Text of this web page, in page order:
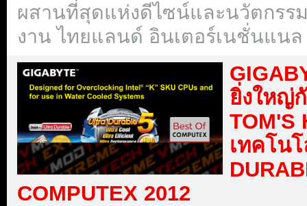
ผสานที่สุดแห่งดีไซน์และนวัตกรร
งาน ไทยแลนด์ อินเตอร์เนชั่นแนล
ยิ่งใหญ่
TOM'S
เทคโน
COMPUTEX 2012